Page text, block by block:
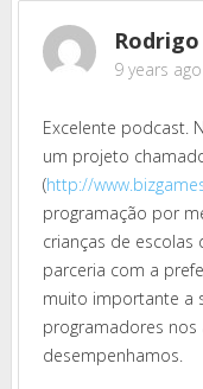
9 years ago
Excelente podcast.
um projeto
(http://
programação por
crianças de
parceria com a
muito importante a
programadores
desempenhamos.